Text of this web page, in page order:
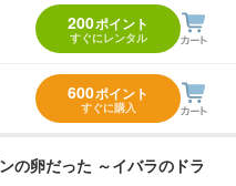
200ポイント
すぐにレンタル
600ポイント
すぐに購入
の卵だった ～イバラのドラ